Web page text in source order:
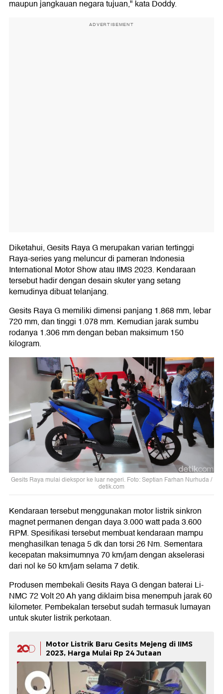
maupun jangkauan negara tujuan," kata Doddy.
ADVERTISEMENT
Diketahui, Gesits Raya G merupakan varian tertinggi
Raya-series yang meluncur di pameran Indonesia
International Motor Show atau IIMS 2023. Kendaraan
tersebut hadir dengan desain skuter yang setang
kemudinya dibuat telanjang.
Gesits Raya G memiliki dimensi panjang 1.868 mm, lebar
720 mm, dan tinggi 1.078 mm. Kemudian jarak sumbu
rodanya 1.306 mm dengan beban maksimum 150
kilogram.
Gesits Raya mulai diekspor ke luar negeri. Foto: Septian Farhan Nurhuda /
detik.com
Kendaraan tersebut menggunakan motor listrik sinkron
magnet permanen dengan daya 3.000 watt pada 3.600
RPM. Spesifikasi tersebut membuat kendaraan mampu
menghasilkan tenaga 5 dk dan torsi 26 Nm. Sementara
kecepatan maksimumnya 70 km/jam dengan akselerasi
dari nol ke 50 km/jam selama 7 detik.
Produsen membekali Gesits Raya G dengan baterai Li-
NMC 72 Volt 20 Ah yang diklaim bisa menempuh jarak 60
kilometer. Pembekalan tersebut sudah termasuk lumayan
untuk skuter listrik perkotaan.
Motor Listrik Baru Gesits Mejeng di IIMS
2023, Harga Mulai Rp 24 Jutaan